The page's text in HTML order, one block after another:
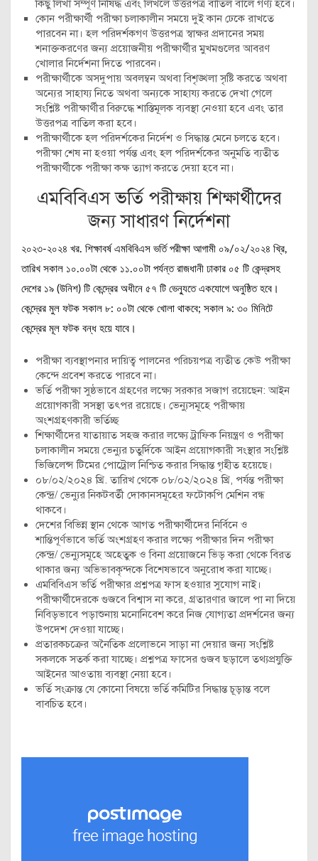
কিছু লিখা সম্পূর্ণ নিষিদ্ধ এবং লিখলে উত্তরপত্র বাতিল বালে গণ্য হবে।
কোন পরীক্ষার্থী পরীক্ষা চলাকালীন সময়ে দুই কান ঢেকে রাখতে
পারবেন না। হল পরিদর্শকগণ উত্তরপত্র স্বাক্ষর প্রদানের সময়
শনাক্তকরণের জন্য প্রয়োজনীয় পরীক্ষার্থীর মুখমগুলের আবরণ
খোলার নির্দেশনা দিতে পারবেন।
পরীক্ষার্থীকে অসদুপায় অবলম্বন অথবা বিশৃঙ্খলা সৃষ্টি করতে অথবা
অন্যের সাহায্য নিতে অথবা অন্যকে সাহায্য করতে দেখা গেলে
সংশ্লিষ্ট পরীক্ষার্থীর বিরুদ্ধে শাস্তিমূলক ব্যবস্থা নেওয়া হবে এবং তার
উত্তরপত্র বাতিল করা হবে।
পরীক্ষার্থীকে হল পরিদর্শকের নির্দেশ ও সিদ্ধান্ত মেনে চলতে হবে।
পরীক্ষা শেষ না হওয়া পর্যন্ত এবং হল পরিদর্শকের অনুমতি ব্যতীত
পরীক্ষার্থীকে পরীক্ষা কক্ষ ত্যাগ করতে দেয়া হবে না।
এমবিবিএস ভর্তি পরীক্ষায় শিক্ষার্থীদের
জন্য সাধারণ নির্দেশনা
২০২৩-২০২৪ খর. শিক্ষাবর্ষ এমবিবিএস ভর্তি পরীক্ষা আগামী ০৯/০২/২০২৪ খ্রি,
তারিখ সকাল ১০.০০টা থেকে ১১.০০টা পর্যন্ত রাজধানী ঢাকার ০৫ টি কেন্দ্রসহ
দেশের ১৯ (উনিশ) টি কেন্দ্রের অধীনে ৫৭ টি ভেন্যুতে একযোগে অনুষ্ঠিত হবে।
কেন্দ্রের মুল ফটক সকাল ৮: ০০টা থেকে খোলা থাকবে; সকাল ৯: ৩০ মিনিটে
কেন্দ্রের মূল ফটক বন্ধ হয়ে যাবে।
পরীক্ষা ব্যবস্থাপনার দায়িত্ব পালনের পরিচয়পত্র ব্যতীত কেউ পরীক্ষা
কেন্দে প্রবেশ করতে পারবে না।
ভর্তি পরীক্ষা সুষ্ঠভাবে গ্রহণের লক্ষ্যে সরকার সজাগ রয়েছেন: আইন
প্রয়োগকারী সসস্থা তৎপর রয়েছে। ভেন্যুসমূহে পরীক্ষায়
অংশগ্রহণকারী ভর্তিচ্ছ
শিক্ষার্থীদের যাতায়াত সহজ করার লক্ষ্যে ট্রাফিক নিয়ন্ত্রণ ও পরীক্ষা
চলাকালীন সময়ে ভেন্যুর চতুর্দিকে আইন প্রয়োগকারী সংস্থার সংশ্লিষ্ট
ভিজিলেন্স টিমের পোট্রোল নিশ্চিত করার সিদ্ধান্ত গৃহীত হয়েছে।
০৮/০২/২০২৪ খ্রি. তারিখ থেকে ০৮/০২/২০২৪ খ্রি, পর্যন্ত পরীক্ষা
কেন্দ্র/ ভেন্যুর নিকটবর্তী দোকানসমূহের ফটোকপি মেশিন বন্ধ
থাকবে।
দেশের বিভিন্ন স্থান থেকে আগত পরীক্ষার্থীদের নির্বিনে ও
শান্তিপূর্ণভাবে ভর্তি অংশগ্রহণ করার লক্ষ্যে পরীক্ষার দিন পরীক্ষা
কেন্দ্র/ ভেন্যুসমূহে অহেতুক ও বিনা প্রয়োজনে ভিড় করা থেকে বিরত
থাকার জন্য অভিভাবকৃন্দকে বিশেষভাবে অনুরোধ করা যাচ্ছে।
এমবিবিএস ভর্তি পরীক্ষার প্রশ্নপত্র ফাস হওয়ার সুযোগ নাই।
পরীক্ষার্থীদেরকে গুজবে বিশ্বাস না করে, গ্রতারণার জালে পা না দিয়ে
নিবিড়ভাবে পড়াশুনায় মনোনিবেশ করে নিজ যোগ্যতা প্রদর্শনের জন্য
উপদেশ দেওয়া যাচ্ছে।
প্রতারকচক্রের অনৈতিক প্রলোভনে সাড়া না দেয়ার জন্য সংশ্লিষ্ট
সকলকে সতর্ক করা যাচ্ছে। প্রশ্নপত্র ফাসের গুজব ছড়ালে তথ্যপ্রযুক্তি
আইনের আওতায় ব্যবস্থা নেয়া হবে।
ভর্তি সংক্রান্ত যে কোনো বিষয়ে ভর্তি কমিটির সিদ্ধান্ত চূড়ান্ত বলে
বাবচিত হবে।